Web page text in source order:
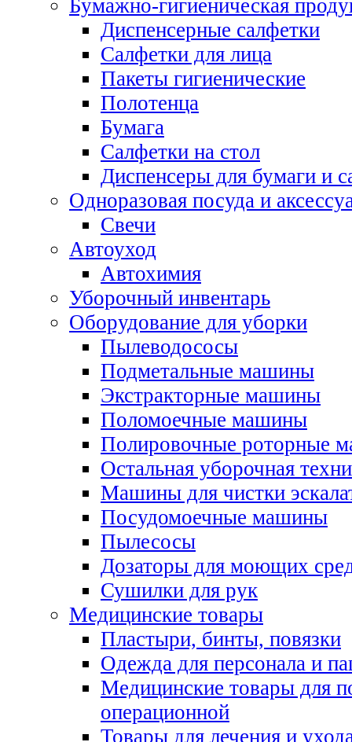
Бумажно-гигиеническая
Диспенсерные салфетки
Салфетки для лица
Пакеты гигиенические
Полотенца
Бумага
Салфетки на стол
Диспенсеры для бумаги и
Одноразовая посуда и
Свечи
Автоуход
Автохимия
Уборочный инвентарь
Оборудование для уборки
Пылеводососы
Подметальные машины
Экстракторные машины
Поломоечные машины
Полировочные роторные
Остальная уборочная
Машины для чистки
Посудомоечные машины
Пылесосы
Дозаторы для моющих
Сушилки для рук
Медицинские товары
Пластыри, бинты, повязки
Одежда для персонала и
Медицинские товары для
операционной
Товары для лечения и